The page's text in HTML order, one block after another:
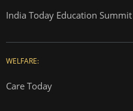
India Today Education Summit
WELFARE:
Care Today